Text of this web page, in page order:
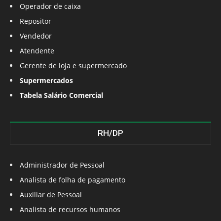
Operador de caixa
Repositor
Vendedor
Atendente
Gerente de loja e supermercado
Supermercados
Tabela Salário Comercial
RH/DP
Administrador de Pessoal
Analista de folha de pagamento
Auxiliar de Pessoal
Analista de recursos humanos